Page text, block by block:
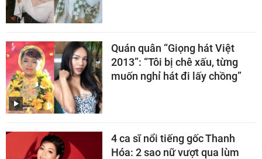
Quán quân “Giọng hát Việt
2013”: “Tôi bị chê xấu, từng
muốn nghỉ hát đi lấy chồng”
4 ca sĩ nổi tiếng gốc Thanh
Hóa: 2 sao nữ vượt qua lùm